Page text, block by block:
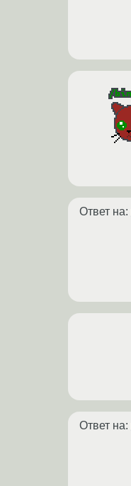
Ответ на:
Ответ на: